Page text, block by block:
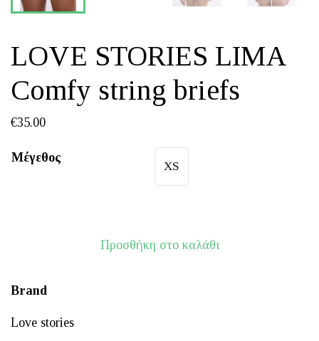
LOVE STORIES LIMA
Comfy string briefs
€35.00
Μέγεθος
XS
Προσθήκη στο καλάθι
Brand
Love stories